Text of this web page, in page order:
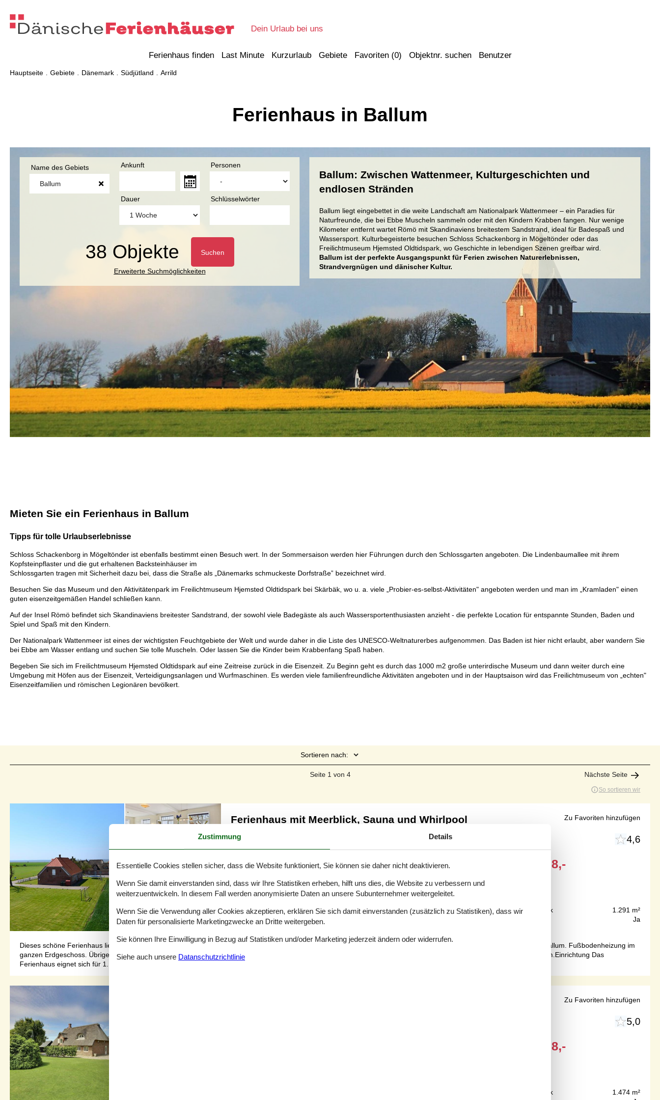
Dein Urlaub bei uns
Ferienhaus finden Last Minute Kurzurlaub Gebiete Favoriten (0) Objektnr. suchen Benutzer
Hauptseite Gebiete Dänemark Südjütland Arrild
Ferienhaus in Ballum
Ballum: Zwischen Wattenmeer, Kulturgeschichten und
endlosen Stränden
Ballum liegt eingebettet in die weite Landschaft am Nationalpark Wattenmeer – ein Paradies für
Naturfreunde, die bei Ebbe Muscheln sammeln oder mit den Kindern Krabben fangen. Nur wenige
Kilometer entfernt wartet Römö mit Skandinaviens breitestem Sandstrand, ideal für Badespaß und
Wassersport. Kulturbegeisterte besuchen Schloss Schackenborg in Mögeltönder oder das
Freilichtmuseum Hjemsted Oldtidspark, wo Geschichte in lebendigen Szenen greifbar wird.
Ballum ist der perfekte Ausgangspunkt für Ferien zwischen Naturerlebnissen,
Strandvergnügen und dänischer Kultur.
Name des Gebiets Ankunft
Dauer
Personen
Schlüsselwörter
38 Objekte Suchen
Erweiterte Suchmöglichkeiten
Mieten Sie ein Ferienhaus in Ballum
Tipps für tolle Urlaubserlebnisse
Schloss Schackenborg in Mögeltönder ist ebenfalls bestimmt einen Besuch wert. In der Sommersaison werden hier Führungen durch den Schlossgarten angeboten. Die Lindenbaumallee mit ihrem
Kopfsteinpflaster und die gut erhaltenen Backsteinhäuser im
Schlossgarten tragen mit Sicherheit dazu bei, dass die Straße als „Dänemarks schmuckeste Dorfstraße” bezeichnet wird.
Besuchen Sie das Museum und den Aktivitätenpark im Freilichtmuseum Hjemsted Oldtidspark bei Skärbäk, wo u. a. viele „Probier-es-selbst-Aktivitäten" angeboten werden und man im „Kramladen" einen
guten eisenzeitgemäßen Handel schließen kann.
Auf der Insel Römö befindet sich Skandinaviens breitester Sandstrand, der sowohl viele Badegäste als auch Wassersportenthusiasten anzieht - die perfekte Location für entspannte Stunden, Baden und
Spiel und Spaß mit den Kindern.
Der Nationalpark Wattenmeer ist eines der wichtigsten Feuchtgebiete der Welt und wurde daher in die Liste des UNESCO-Weltnaturerbes aufgenommen. Das Baden ist hier nicht erlaubt, aber wandern Sie
bei Ebbe am Wasser entlang und suchen Sie tolle Muscheln. Oder lassen Sie die Kinder beim Krabbenfang Spaß haben.
Begeben Sie sich im Freilichtmuseum Hjemsted Oldtidspark auf eine Zeitreise zurück in die Eisenzeit. Zu Beginn geht es durch das 1000 m2 große unterirdische Museum und dann weiter durch eine
Umgebung mit Höfen aus der Eisenzeit, Verteidigungsanlagen und Wurfmaschinen. Es werden viele familienfreundliche Aktivitäten angeboten und in der Hauptsaison wird das Freilichtmuseum von „echten"
Eisenzeitfamilien und römischen Legionären bevölkert.
Sortieren nach:
Seite 1 von 4 Nächste Seite
So sortieren wir
Ferienhaus mit Meerblick, Sauna und Whirlpool
12 Personen 4,6
7 Übernachtungen 508,-
Schlafzimmer
5
Haustiere
Entfernung Wasser
575 m
Grundstück
1.291 m²
Ja
Dieses schöne Ferienhaus liegt mit einer phantastischen Aussicht auf das Wattenmeer - nur wenige Minuten Gang vom Wasser entfernt - in dem gemütlichen Marschort Ballum. Fußbodenheizung im
ganzen Erdgeschoss. Übrigens; 4 der insgesamt 12 Schlafplätze verteilen sich auf eine Doppelschlafcouch im Wohnzimmer und auf eine Doppelschlafcouch im Hobbyraum.Einrichtung Das
Ferienhaus eignet sich für 1...
Zu Favoriten hinzufügen
5,0
478,-
Grundstück
1.474 m²
Zu Favoriten hinzufügen
Zustimmung Details
Essentielle Cookies stellen sicher, dass die Website funktioniert, Sie können sie daher nicht deaktivieren.
Wenn Sie damit einverstanden sind, dass wir Ihre Statistiken erheben, hilft uns dies, die Website zu verbessern und
weiterzuentwickeln. In diesem Fall werden anonymisierte Daten an unsere Subunternehmer weitergeleitet.
Wenn Sie die Verwendung aller Cookies akzeptieren, erklären Sie sich damit einverstanden (zusätzlich zu Statistiken), dass wir
Daten für personalisierte Marketingzwecke an Dritte weitergeben.
Sie können Ihre Einwilligung in Bezug auf Statistiken und/oder Marketing jederzeit ändern oder widerrufen.
Siehe auch unsere Datanschutzrichtlinie